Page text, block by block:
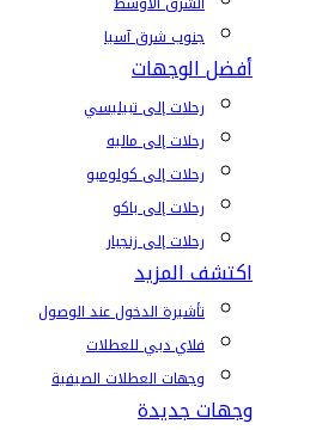
جنوب شرق آسيا
أفضل الوجهات
رحلات إلى تبيليسي
رحلات إلى ماليه
رحلات إلى كولومبو
رحلات إلى باكو
رحلات إلى زنجبار
اكتشف المزيد
تأشيرة الدخول عند الوصول
فلاي دبي للعطلات
وجهات العطلات الصيفية
وجهات جديدة